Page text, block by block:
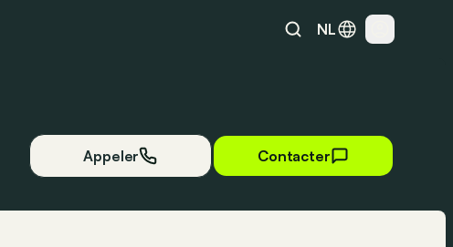
NL
Appeler Contacter